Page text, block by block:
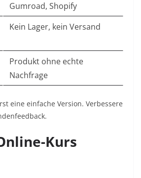
Gumroad, Shopify
Kein Lager, kein Versand
Produkt ohne echte
Nachfrage
eine einfache Version. Verbessere
Kurs